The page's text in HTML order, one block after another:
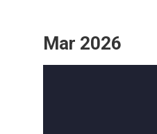
Mar 2026